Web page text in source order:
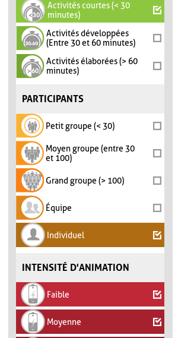
Activités courtes (< 30
minutes)
Activités développées
(Entre 30 et 60 minutes)
Activités élaborées (> 60
minutes)
PARTICIPANTS
Petit groupe (< 30)
Moyen groupe (entre 30
et 100)
Grand groupe (> 100)
Équipe
Individuel
INTENSITÉ D'ANIMATION
Faible
Moyenne